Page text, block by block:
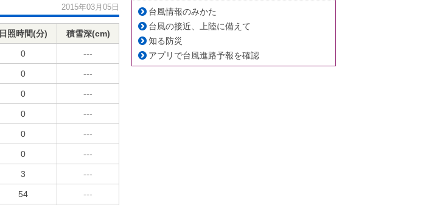
2015年03月05日
日照時間(分) 積雪深(cm)
0 ---
0 ---
0 ---
0 ---
0 ---
0 ---
3 ---
54 ---
台風情報のみかた
台風の接近、上陸に備えて
知る防災
アプリで台風進路予報を確認